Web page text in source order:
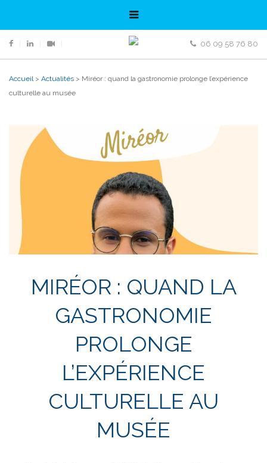
06 09 58 76 80
Accueil> Actualités > Miréor : quand la gastronomie prolonge l’expérience
culturelle au musée
MIRÉOR : QUAND LA
GASTRONOMIE
PROLONGE
L’EXPÉRIENCE
CULTURELLE AU
MUSÉE